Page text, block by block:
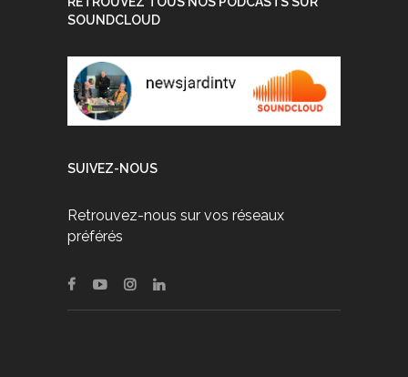
SOUNDCLOUD
SUIVEZ-NOUS
Retrouvez-nous sur vos réseaux
préférés